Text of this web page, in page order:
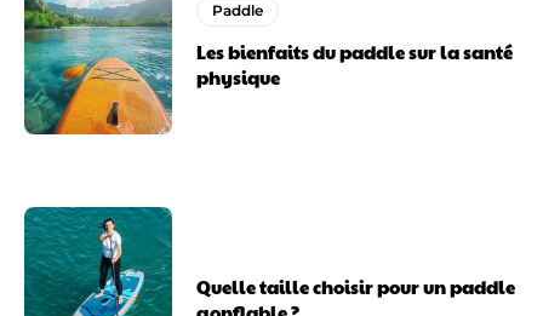
Paddle
Les bienfaits du paddle sur la santé
physique
Quelle taille choisir pour un paddle